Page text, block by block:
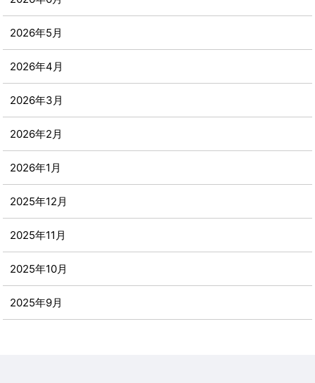
2026年5月
2026年4月
2026年3月
2026年2月
2026年1月
2025年12月
2025年11月
2025年10月
2025年9月